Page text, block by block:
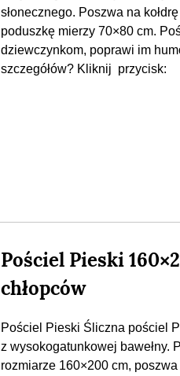
słonecznego. Poszwa na
poduszkę mierzy 70×80 cm.
dziewczynkom, poprawi im
szczegółów? Kliknij przycisk:
Pościel Pieski
chłopców
Pościel Pieski Śliczna pościel
z wysokogatunkowej bawełny.
rozmiarze 160×200 cm,